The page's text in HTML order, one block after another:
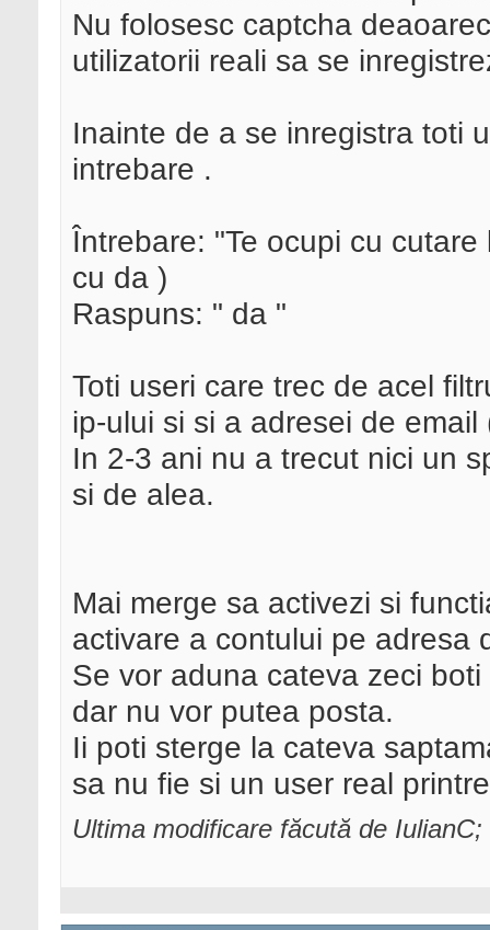
Nu folosesc captcha
utilizatorii reali sa se
Inainte de a se inregistra toti
intrebare .
Întrebare: "Te ocupi cu
cu da )
Raspuns: " da "
Toti useri care trec de acel
ip-ului si si a adresei de
In 2-3 ani nu a trecut nici un
si de alea.
Mai merge sa activezi si
activare a contului pe adresa
Se vor aduna cateva zeci
dar nu vor putea posta.
Ii poti sterge la cateva
sa nu fie si un user real
Ultima modificare făcută de